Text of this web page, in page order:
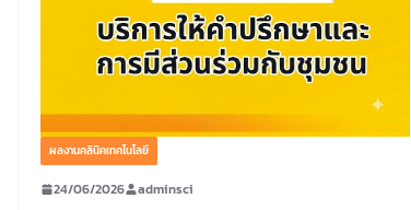
ผลงานคลินิคเทคโนโลยี
24/06/2026 adminsci